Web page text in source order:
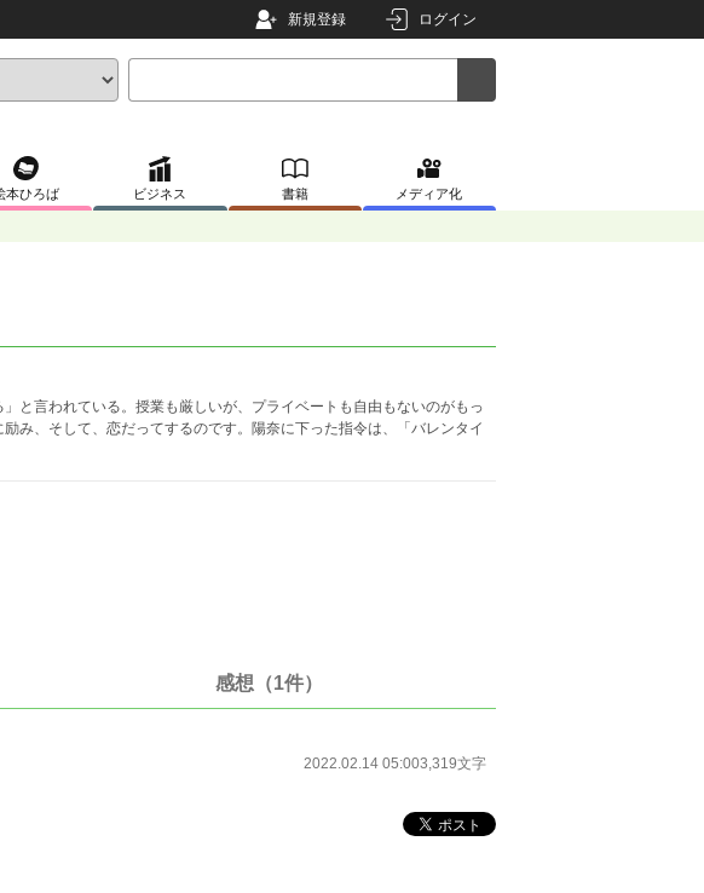
新規登録 ログイン
本ひろば ビジネス 書籍 メディア化
と言われている。授業も厳しいが、プライベートも自由もないのがもっ
み、そして、恋だってするのです。陽奈に下った指令は、「バレンタイ
感想（1件）
2022.02.14 05:003,319文字